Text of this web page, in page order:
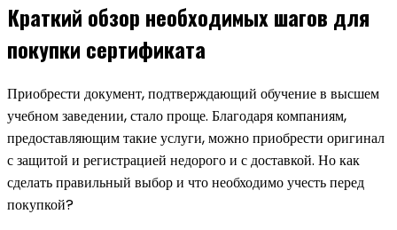
Краткий обзор необходимых шагов для
покупки сертификата
Приобрести документ, подтверждающий обучение в высшем
учебном заведении, стало проще. Благодаря компаниям,
предоставляющим такие услуги, можно приобрести оригинал
с защитой и регистрацией недорого и с доставкой. Но как
сделать правильный выбор и что необходимо учесть перед
покупкой?